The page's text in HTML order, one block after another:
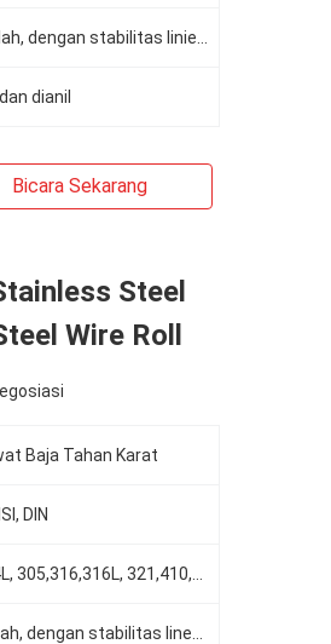
dianil
Bicara Sekarang
Steel
Wire Roll
Baja Tahan Karat
DIN